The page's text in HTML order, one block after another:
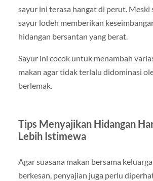
sayur ini terasa hangat di perut. Meski
sayur lodeh memberikan
hidangan bersantan yang berat.
Sayur ini cocok untuk menambah
makan agar tidak terlalu didominasi
berlemak.
Tips Menyajikan Hidangan
Lebih Istimewa
Agar suasana makan bersama
berkesan, penyajian juga perlu